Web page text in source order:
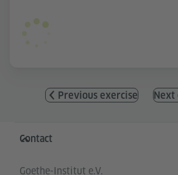
Previous exercise Next
Information and services
Contact
Goethe-Institut e.V.